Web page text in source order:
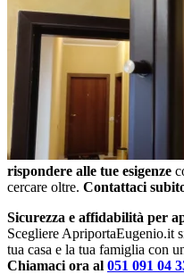
rispondere alle tue esigenze
cercare oltre. Contattaci
Sicurezza e affidabilità per
Scegliere ApriportaEugenio.it
tua casa e la tua famiglia con
Chiamaci ora al 051 091 04